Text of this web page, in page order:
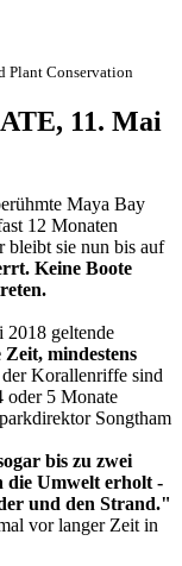
Plant Conservation
11. Mai
Maya Bay
12 Monaten
sie nun bis auf
Keine Boote
2018 geltende
mindestens
Korallenriffe sind
oder 5 Monate
Songtham
bis zu zwei
die Umwelt erholt -
und den Strand."
vor langer Zeit in